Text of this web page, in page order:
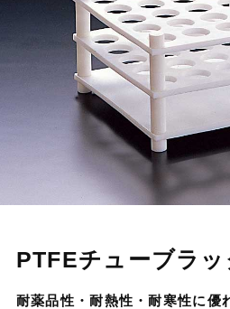
PTFEチューブラッ
耐薬品性・耐熱性・耐寒性に優